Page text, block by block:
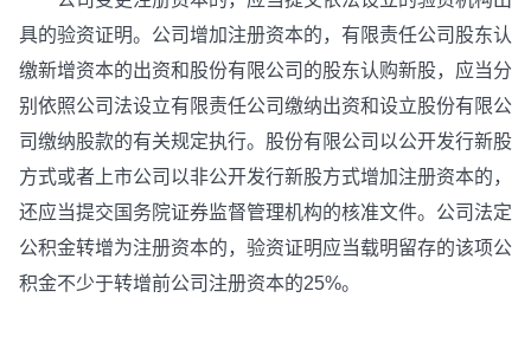
具的验资证明。公司增加注册资本的，有限责任公司股东认
缴新增资本的出资和股份有限公司的股东认购新股，应当分
别依照公司法设立有限责任公司缴纳出资和设立股份有限公
司缴纳股款的有关规定执行。股份有限公司以公开发行新股
方式或者上市公司以非公开发行新股方式增加注册资本的，
还应当提交国务院证券监督管理机构的核准文件。公司法定
公积金转增为注册资本的，验资证明应当载明留存的该项公
积金不少于转增前公司注册资本的25%。